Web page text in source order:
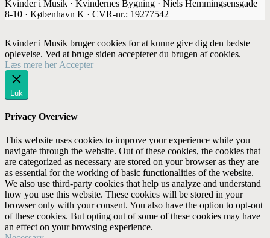
Kvinder i Musik · Kvindernes Bygning · Niels Hemmingsensgade
8-10 · København K · CVR-nr.: 19277542
Kvinder i Musik bruger cookies for at kunne give dig den bedste
oplevelse. Ved at bruge siden accepterer du brugen af cookies.
Læs mere her Accepter
Luk
Privacy Overview
This website uses cookies to improve your experience while you
navigate through the website. Out of these cookies, the cookies that
are categorized as necessary are stored on your browser as they are
as essential for the working of basic functionalities of the website.
We also use third-party cookies that help us analyze and understand
how you use this website. These cookies will be stored in your
browser only with your consent. You also have the option to opt-out
of these cookies. But opting out of some of these cookies may have
an effect on your browsing experience.